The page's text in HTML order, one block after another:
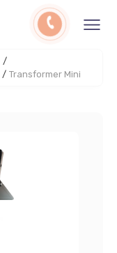
/
/ Transformer Mini